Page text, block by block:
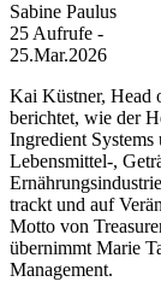
Sabine Paulus
25 Aufrufe -
25.Mar.2026
Kai Küstner, Head
berichtet, wie der
Ingredient
Lebensmittel-,
trackt und auf
Motto von
übernimmt Marie
Management.